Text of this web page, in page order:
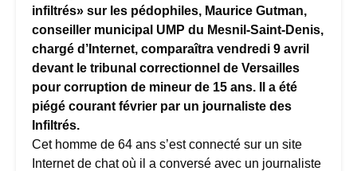
infiltrés» sur les pédophiles, Maurice Gutman,
conseiller municipal UMP du Mesnil-Saint-Denis,
chargé d’Internet, comparaîtra vendredi 9 avril
devant le tribunal correctionnel de Versailles
pour corruption de mineur de 15 ans. Il a été
piégé courant février par un journaliste des
Infiltrés.
Cet homme de 64 ans s’est connecté sur un site
Internet de chat où il a conversé avec un journaliste